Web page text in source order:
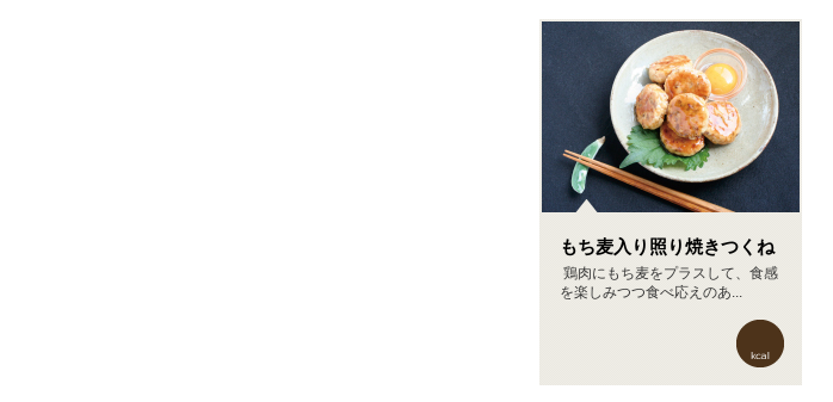
もち麦入り照り焼きつくね
鶏肉にもち麦をプラスして、食感
を楽しみつつ食べ応えのあ...